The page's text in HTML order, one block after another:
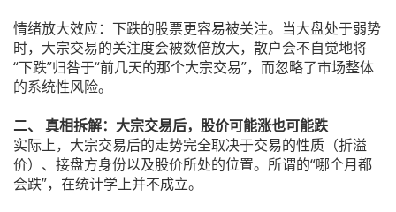
情绪放大效应：下跌的股票更容易被关注。当大盘处于弱势
时，大宗交易的关注度会被数倍放大，散户会不自觉地将
“下跌”归咎于“前几天的那个大宗交易”，而忽略了市场整体
的系统性风险。
二、 真相拆解：大宗交易后，股价可能涨也可能跌
实际上，大宗交易后的走势完全取决于交易的性质（折溢
价）、接盘方身份以及股价所处的位置。所谓的“哪个月都
会跌”，在统计学上并不成立。